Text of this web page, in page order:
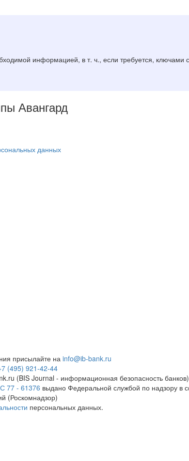
информацией, в т. ч., если требуется,
Авангард
данных
присылайте наinfo@ib-bank.ru
(495) 921-42-44
(BIS Journal - информационная безопасность
77 - 61376 выдано Федеральной службой по надзору в
(Роскомнадзор)
персональных данных.